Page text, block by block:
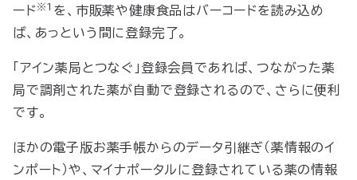
ード ※1 を、市販薬や健康食品はバーコードを読み込め
ば、あっという間に登録完了。
「アイン薬局とつなぐ」登録会員であれば、つながった薬
局で調剤された薬が自動で登録されるので、さらに便利
です。
ほかの電子版お薬手帳からのデータ引継ぎ（薬情報のイ
ンポート）や、マイナポータルに登録されている薬の情報